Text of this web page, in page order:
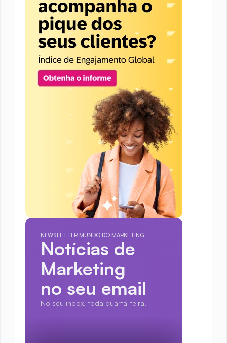
NEWSLETTER MUNDO DO MARKETING
Notícias de
Marketing
no seu email
No seu inbox, toda quarta-feira.